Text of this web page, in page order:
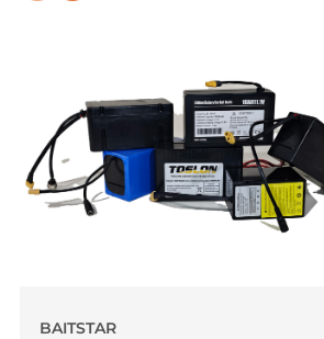
BAITSTAR